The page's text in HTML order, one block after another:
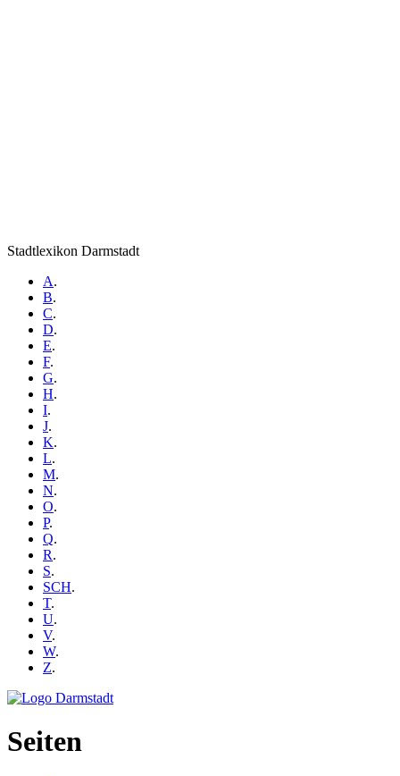
Stadtlexikon Darmstadt
A.
B.
C.
D.
E.
F.
G.
H.
I.
J.
K.
L.
M.
N.
O.
P.
Q.
R.
S.
SCH.
T.
U.
V.
W.
Z.
Seiten